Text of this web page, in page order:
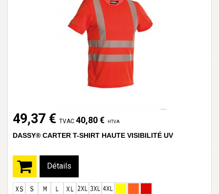
49,37 € TVAC 40,80 € HTVA
DASSY® CARTER T-SHIRT HAUTE VISIBILITÉ UV
Détails